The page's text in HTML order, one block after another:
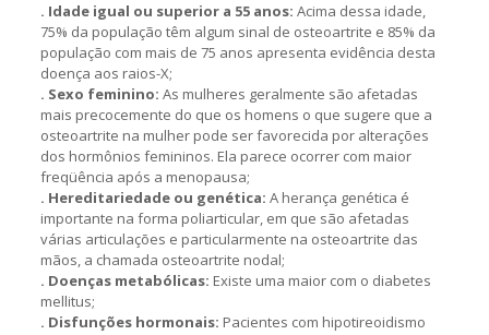
. Idade igual ou superior a 55 anos: Acima dessa idade,
75% da população têm algum sinal de osteoartrite e 85% da
população com mais de 75 anos apresenta evidência desta
doença aos raios-X;
. Sexo feminino: As mulheres geralmente são afetadas
mais precocemente do que os homens o que sugere que a
osteoartrite na mulher pode ser favorecida por alterações
dos hormônios femininos. Ela parece ocorrer com maior
freqüência após a menopausa;
. Hereditariedade ou genética: A herança genética é
importante na forma poliarticular, em que são afetadas
várias articulações e particularmente na osteoartrite das
mãos, a chamada osteoartrite nodal;
. Doenças metabólicas: Existe uma maior com o diabetes
mellitus;
. Disfunções hormonais: Pacientes com hipotireoidismo